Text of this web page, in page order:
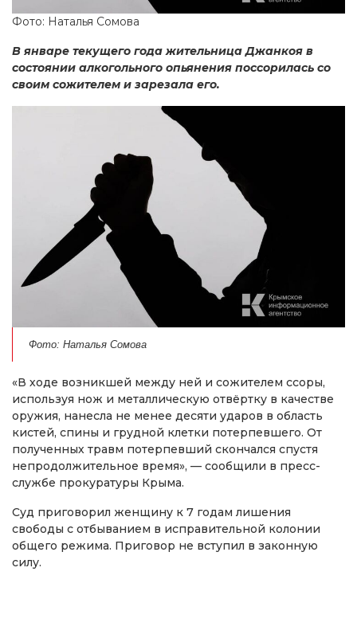
Фото: Наталья Сомова
В январе текущего года жительница Джанкоя в
состоянии алкогольного опьянения поссорилась со
своим сожителем и зарезала его.
Фото: Наталья Сомова
«В ходе возникшей между ней и сожителем ссоры,
используя нож и металлическую отвёртку в качестве
оружия, нанесла не менее десяти ударов в область
кистей, спины и грудной клетки потерпевшего. От
полученных травм потерпевший скончался спустя
непродолжительное время», — сообщили в пресс-
службе прокуратуры Крыма.
Суд приговорил женщину к 7 годам лишения
свободы с отбыванием в исправительной колонии
общего режима. Приговор не вступил в законную
силу.